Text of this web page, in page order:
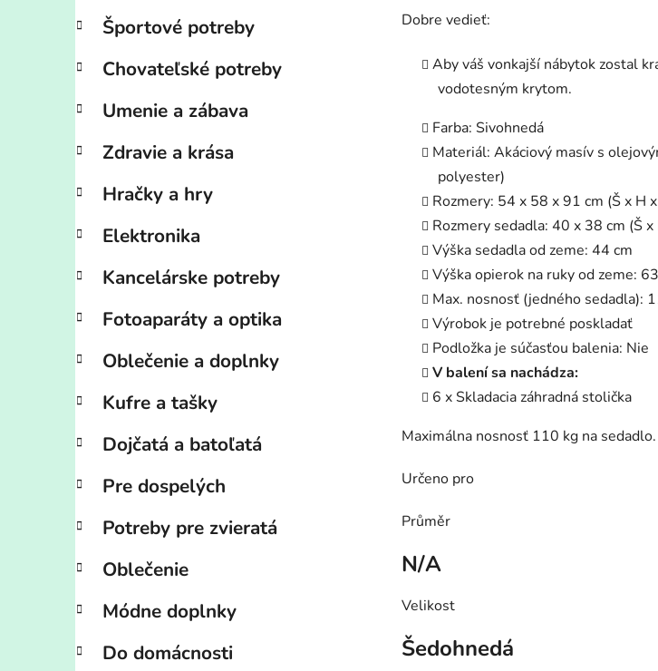
Športové potreby
Chovateľské potreby
Umenie a zábava
Zdravie a krása
Hračky a hry
Elektronika
Kancelárske potreby
Fotoaparáty a optika
Oblečenie a doplnky
Kufre a tašky
Dojčatá a batoľatá
Pre dospelých
Potreby pre zvieratá
Oblečenie
Módne doplnky
Do domácnosti
Dobre vedieť:
Aby váš vonkajší nábytok zostal
vodotesným krytom.
Farba: Sivohnedá
Materiál: Akáciový masív s
polyester)
Rozmery: 54 x 58 x 91 cm (Š x H
Rozmery sedadla: 40 x 38 cm (Š x
Výška sedadla od zeme: 44 cm
Výška opierok na ruky od zeme:
Max. nosnosť (jedného sedadla):
Výrobok je potrebné poskladať
Podložka je súčasťou balenia: Nie
V balení sa nachádza:
6 x Skladacia záhradná stolička
Maximálna nosnosť 110 kg na sedadlo.
Určeno pro
Průměr
N/A
Velikost
Šedohnedá